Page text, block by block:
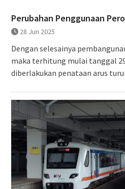
Perubahan Penggunaan
28 Jun 2025
Dengan selesainya
maka terhitung mulai tanggal
diberlakukan penataan arus